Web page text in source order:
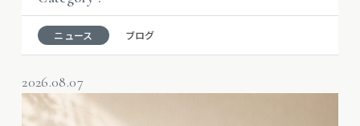
ニュース ブログ
2026.08.07